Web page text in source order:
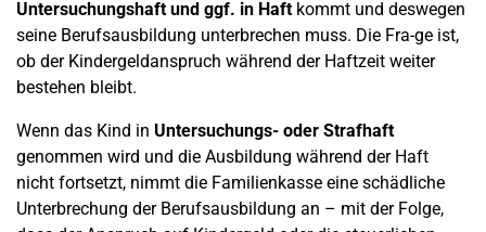
Untersuchungshaft und ggf. in Haftkommt und deswegen
seine Berufsausbildung unterbrechen muss. Die Fra-ge ist,
ob der Kindergeldanspruch während der Haftzeit weiter
bestehen bleibt.
Wenn das Kind in Untersuchungs- oder Strafhaft
genommen wird und die Ausbildung während der Haft
nicht fortsetzt, nimmt die Familienkasse eine schädliche
Unterbrechung der Berufsausbildung an – mit der Folge,